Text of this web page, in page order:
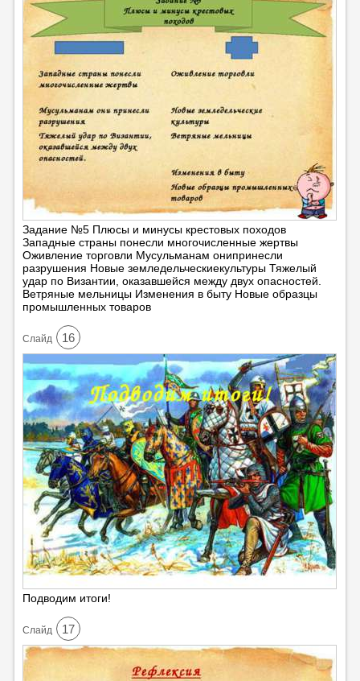
Задание №5 Плюсы и минусы крестовых походов
Западные страны понесли многочисленные жертвы
Оживление торговли Мусульманам онипринесли
разрушения Новые земледельческиекультуры Тяжелый
удар по Византии, оказавшейся между двух опасностей.
Ветряные мельницы Изменения в быту Новые образцы
промышленных товаров
Cлайд 16
Подводим итоги!
Cлайд 17